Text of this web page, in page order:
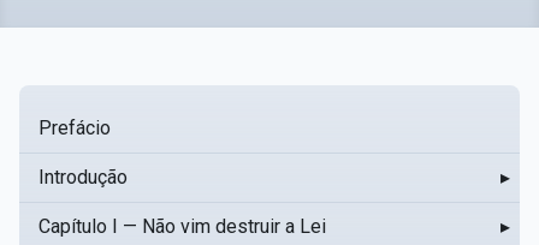
Prefácio
Introdução ▸
Capítulo I — Não vim destruir a Lei ▸